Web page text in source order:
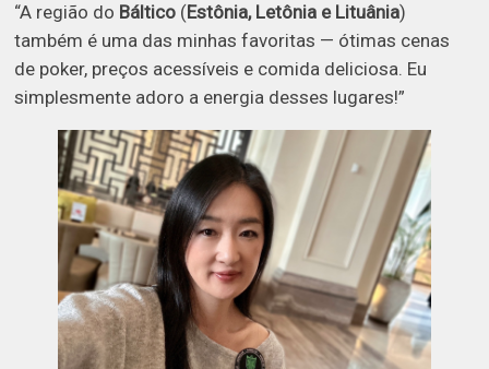
“A região do Báltico (Estônia, Letônia e Lituânia)
também é uma das minhas favoritas — ótimas cenas
de poker, preços acessíveis e comida deliciosa. Eu
simplesmente adoro a energia desses lugares!”